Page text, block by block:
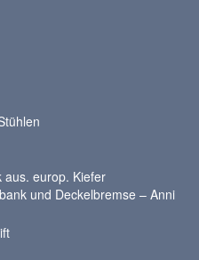
und Deckelbremse – Anni